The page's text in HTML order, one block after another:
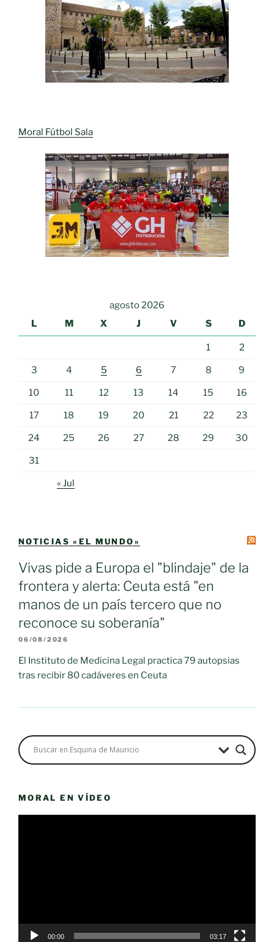
Moral Fútbol Sala
agosto 2026
L
M X J V S D
1 2
3 4 5 6 7 8 9
10 11 12 13 14 15 16
17 18 19 20 21 22 23
24 25 26 27 28 29 30
31
« Jul
NOTICIAS «EL MUNDO»
Vivas pide a Europa el "blindaje" de la
frontera y alerta: Ceuta está "en
manos de un país tercero que no
reconoce su soberanía"
06/08/2026
El Instituto de Medicina Legal practica 79 autopsias
tras recibir 80 cadáveres en Ceuta
MORAL EN VÍDEO
00:00 03:17